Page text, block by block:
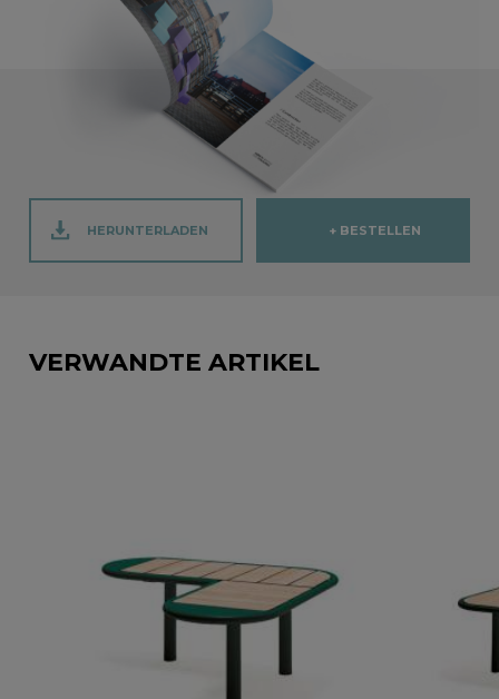
HERUNTERLADEN + BESTELLEN
VERWANDTE ARTIKEL